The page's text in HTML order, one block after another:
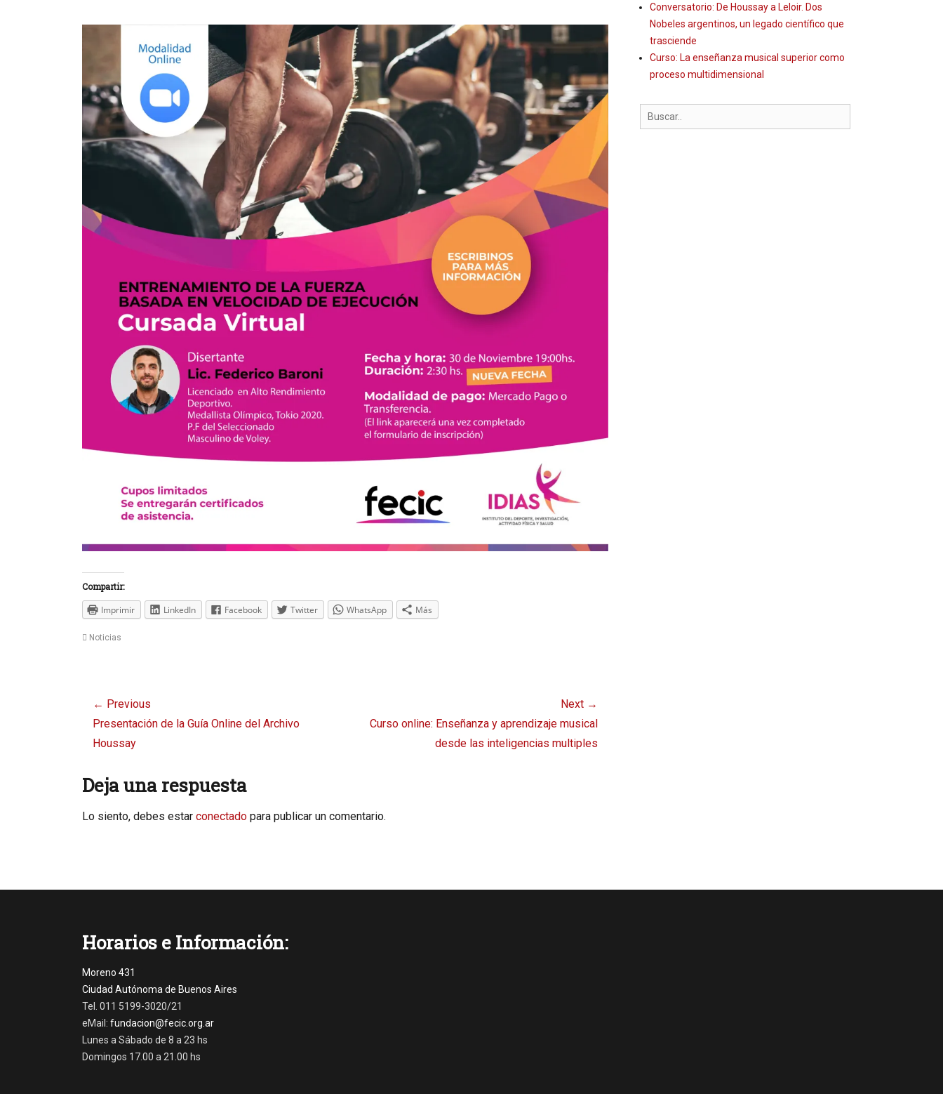
Compartir:
Imprimir LinkedIn Facebook Twitter WhatsApp Más
Categories
Noticias
de
entradas
← Previous
Previous
post:
Presentación de la Guía Online del Archivo
Houssay
Next →
Curso online: Enseñanza y aprendizaje musical
desde las inteligencias multiples
Deja una respuesta
Lo siento, debes estar conectado para publicar un comentario.
Conversatorio: De Houssay a Leloir. Dos
Nobeles argentinos, un legado científico que
trasciende
Curso: La enseñanza musical superior como
proceso multidimensional
Search
for:
Horarios e Información:
Moreno 431
Ciudad Autónoma de Buenos Aires
Tel. 011 5199-3020/21
eMail: fundacion@fecic.org.ar
Lunes a Sábado de 8 a 23 hs
Domingos 17.00 a 21.00 hs